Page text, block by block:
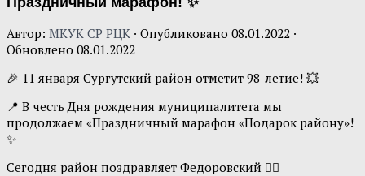
Автор: МКУК СР РЦК · Опубликовано 08.01.2022 ·
Обновлено 08.01.2022
🎉 11 января Сургутский район отметит 98-летие! 💥
📍 В честь Дня рождения муниципалитета мы
продолжаем «Праздничный марафон «Подарок району»!
✨
Сегодня район поздравляет Федоровский 👇🏻